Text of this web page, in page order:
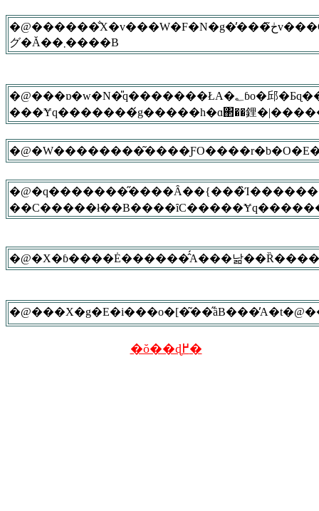
�@������̐X�v���W�F�N�g�̓���ڂ̃v���O�����A�n�C���C�g�͂Ȃ�Ƃ����Ă��W�����E�M���X���C�g����̃c���[�E�N���C�~���O�B���؂�O�ɂ����q�������́A�y������t�̊�Ŏ������
グ�Ă��܂����B
�@���ɒ�w�N�̎q�������ŁA�؂ɓo�邱�Ƃɋ��|���������Ă���q�������̋C���������Ɍ����킹�邽�߂ɁA�W�������񂪓��ʂɍl�Ă����̂��X�p�C�_�[�E�Q�[���B���̃Q�[���ɋ����Ă��邤
�ŏ��ɖ߂�